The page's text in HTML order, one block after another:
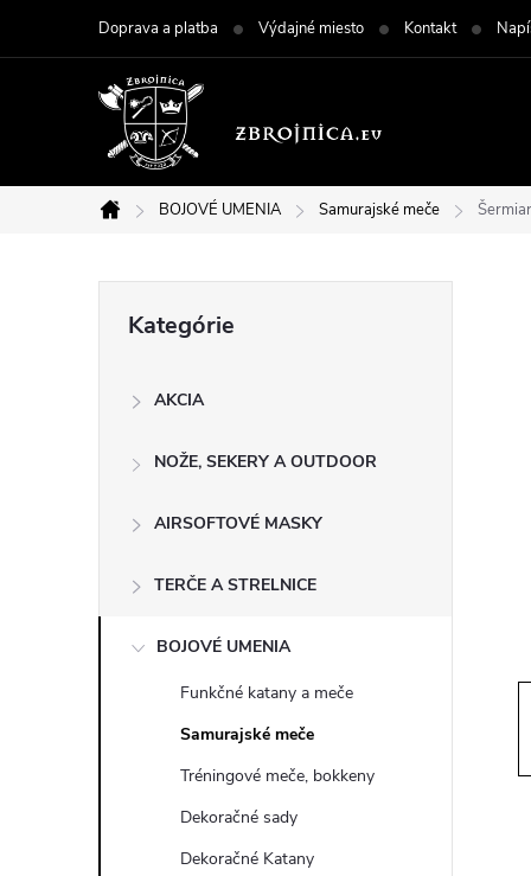
Doprava a platba Výdajné miesto Kontakt
Domov
BOJOVÉ UMENIA Samurajské meče
p
kategórie
Kategórie
AKCIA
NOŽE, SEKERY A OUTDOOR
AIRSOFTOVÉ MASKY
TERČE A STRELNICE
BOJOVÉ UMENIA
Funkčné katany a meče
Samurajské meče
Tréningové meče, bokkeny
Dekoračné sady
Dekoračné Katany